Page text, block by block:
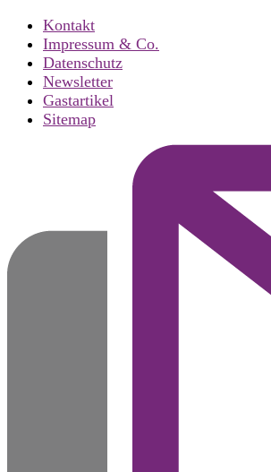
Kontakt
Impressum & Co.
Datenschutz
Newsletter
Gastartikel
Sitemap